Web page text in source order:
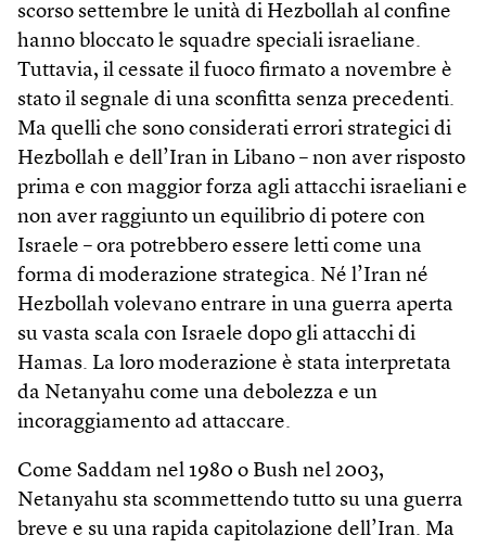
scorso settembre le unità di Hezbollah al confine
hanno bloccato le squadre speciali israeliane.
Tuttavia, il cessate il fuoco firmato a novembre è
stato il segnale di una sconfitta senza precedenti.
Ma quelli che sono considerati errori strategici di
Hezbollah e dell’Iran in Libano – non aver risposto
prima e con maggior forza agli attacchi israeliani e
non aver raggiunto un equilibrio di potere con
Israele – ora potrebbero essere letti come una
forma di moderazione strategica. Né l’Iran né
Hezbollah volevano entrare in una guerra aperta
su vasta scala con Israele dopo gli attacchi di
Hamas. La loro moderazione è stata interpretata
da Netanyahu come una debolezza e un
incoraggiamento ad attaccare.
Come Saddam nel 1980 o Bush nel 2003,
Netanyahu sta scommettendo tutto su una guerra
breve e su una rapida capitolazione dell’Iran. Ma